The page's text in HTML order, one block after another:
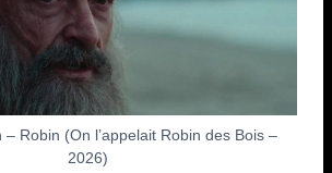
– Robin (On l’appelait Robin des Bois –
2026)